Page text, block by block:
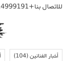
للاتصال بنا+212614999191
أخبار الفنانين(104)